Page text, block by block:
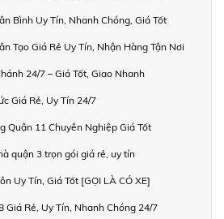
Bình Uy Tín, Nhanh Chóng, Giá Tốt
Tạo Giá Rẻ Uy Tín, Nhận Hàng Tận Nơi
24/7 – Giá Tốt, Giao Nhanh
Giá Rẻ, Uy Tín 24/7
Quận 11 Chuyên Nghiệp Giá Tốt
quận 3 trọn gói giá rẻ, uy tín
Uy Tín, Giá Tốt [GỌI LÀ CÓ XE]
Giá Rẻ, Uy Tín, Nhanh Chóng 24/7